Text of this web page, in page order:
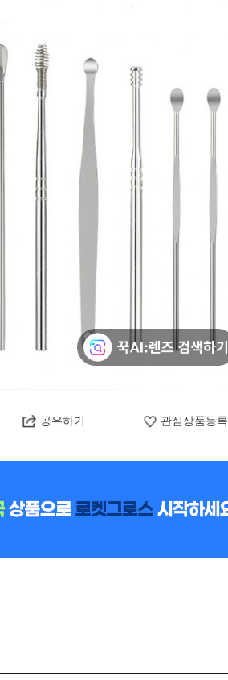
공유하기 관심상품등록